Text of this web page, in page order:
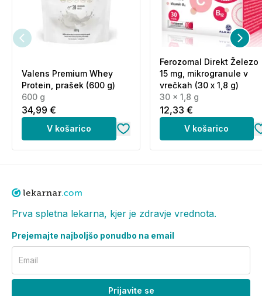
nedosegljivo otrokom!
Valens Premium Whey
Protein, prašek (600 g)
600 g
34,99 €
V košarico
Ferozomal Direkt Železo
15 mg, mikrogranule v
vrečkah (30 x 1,8 g)
30 x 1,8 g
12,33 €
V košarico
Prva spletna lekarna, kjer je zdravje vrednota.
Prejemajte najboljšo ponudbo na email
Email
Prijavite se